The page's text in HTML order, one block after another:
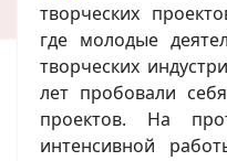
творческих
где молодые
творческих
лет пробовали
проектов. На
интенсивной